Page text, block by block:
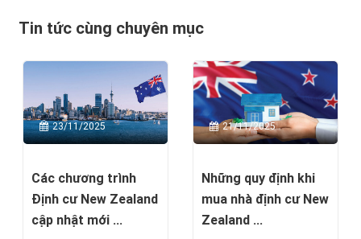
Tin tức cùng chuyên mục
23/11/2025
Các chương trình
Định cư New Zealand
cập nhật mới ...
21/11/2025
Những quy định khi
mua nhà định cư New
Zealand ...